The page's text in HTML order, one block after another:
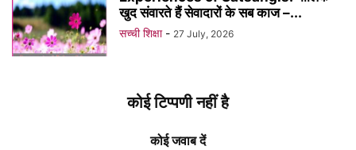
खुद संवारते हैं सेवादारों के सब काज –...
सच्ची शिक्षा - 27 July, 2026
कोई टिप्पणी नहीं है
कोई जवाब दें